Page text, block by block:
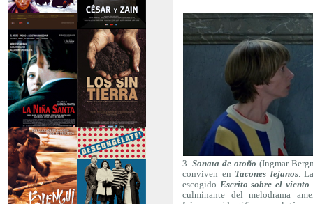
>Caravan >César y Zain
>La niña santa >Los sin tierra
3. Sonata de otoño (Ingmar
conviven en Tacones lejanos.
escogido Escrito sobre el viento
culminante del melodrama